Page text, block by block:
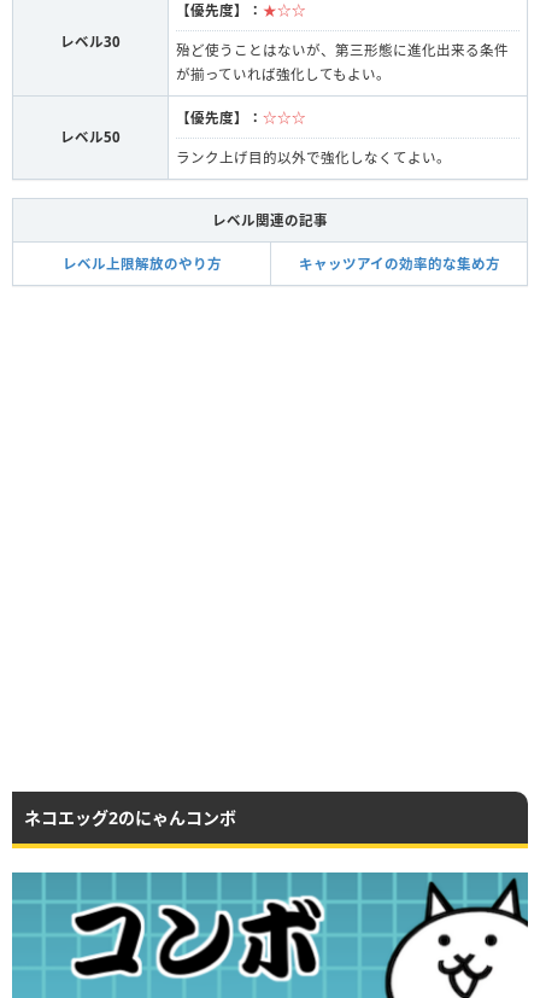
レベル30
【優先度】： ★☆☆
殆ど使うことはないが、第三形態に進化出来る条件
が揃っていれば強化してもよい。
レベル50
【優先度】： ☆☆☆
ランク上げ目的以外で強化しなくてよい。
レベル関連の記事
レベル上限解放のやり方 キャッツアイの効率的な集め方
ネコエッグ2のにゃんコンボ